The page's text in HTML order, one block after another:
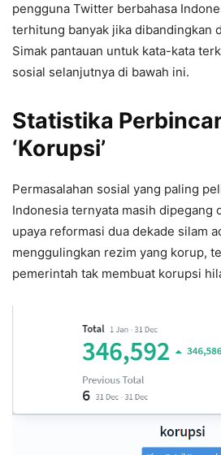
pengguna Twitter berbahasa
terhitung banyak jika dibandingkan
Simak pantauan untuk kata-kata
sosial selanjutnya di bawah ini.
Statistika
‘Korupsi’
Permasalahan sosial yang paling
Indonesia ternyata masih dipegang
upaya reformasi dua dekade silam
menggulingkan rezim yang korup,
pemerintah tak membuat korupsi